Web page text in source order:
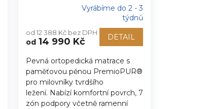
produktu
je
z
5
hvězdiček.
Vyrábíme do 2 - 3
týdnů
od 12 388 Kč bez DPH
od14 990 Kč DETAIL
Pevná ortopedická matrace s
paměťovou pěnou PremioPUR®
pro milovníky tvrdšího
ležení. Nabízí komfortní povrch, 7
zón podpory včetně ramenní